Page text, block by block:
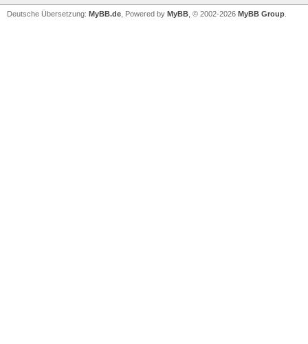
Deutsche Übersetzung: MyBB.de , Powered by MyBB , © 2002-2026 MyBB Group